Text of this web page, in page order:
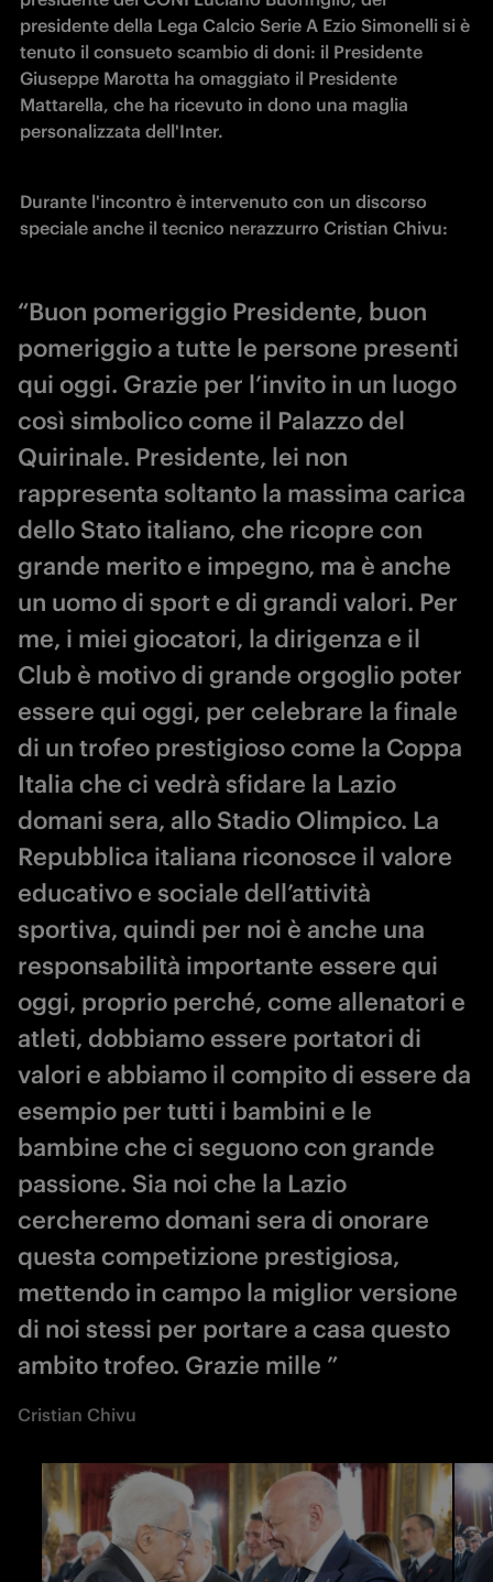
presidente della Lega Calcio Serie A Ezio Simonelli si è
tenuto il consueto scambio di doni: il Presidente
Giuseppe Marotta ha omaggiato il Presidente
Mattarella, che ha ricevuto in dono una maglia
personalizzata dell'Inter.
Durante l'incontro è intervenuto con un discorso
speciale anche il tecnico nerazzurro Cristian Chivu:
“Buon pomeriggio Presidente, buon
pomeriggio a tutte le persone presenti
qui oggi. Grazie per l’invito in un luogo
così simbolico come il Palazzo del
Quirinale. Presidente, lei non
rappresenta soltanto la massima carica
dello Stato italiano, che ricopre con
grande merito e impegno, ma è anche
un uomo di sport e di grandi valori. Per
me, i miei giocatori, la dirigenza e il
Club è motivo di grande orgoglio poter
essere qui oggi, per celebrare la finale
di un trofeo prestigioso come la Coppa
Italia che ci vedrà sfidare la Lazio
domani sera, allo Stadio Olimpico. La
Repubblica italiana riconosce il valore
educativo e sociale dell’attività
sportiva, quindi per noi è anche una
responsabilità importante essere qui
oggi, proprio perché, come allenatori e
atleti, dobbiamo essere portatori di
valori e abbiamo il compito di essere da
esempio per tutti i bambini e le
bambine che ci seguono con grande
passione. Sia noi che la Lazio
cercheremo domani sera di onorare
questa competizione prestigiosa,
mettendo in campo la miglior versione
di noi stessi per portare a casa questo
ambito trofeo. Grazie mille ”
Cristian Chivu